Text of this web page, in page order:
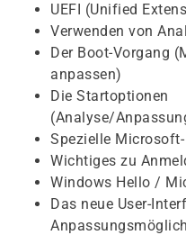
UEFI (Unified
Verwenden von
Der Boot-Vorgang
anpassen)
Die Startoptionen
(Analyse/
Spezielle
Wichtiges zu
Windows Hello /
Das neue User-